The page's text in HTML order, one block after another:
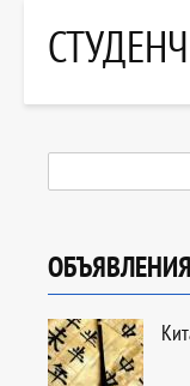
ОБЪЯВЛЕНИЯ